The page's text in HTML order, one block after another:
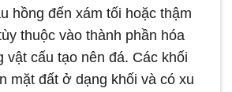
hồng đến xám tối hoặc thậm
thuộc vào thành phần hóa
vật cấu tạo nên đá. Các khối
mặt đất ở dạng khối và có xu